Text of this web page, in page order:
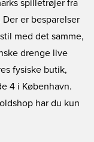
spilletrøjer fra
er besparelser
med det samme,
drenge live
fysiske butik,
4 i København.
har du kun